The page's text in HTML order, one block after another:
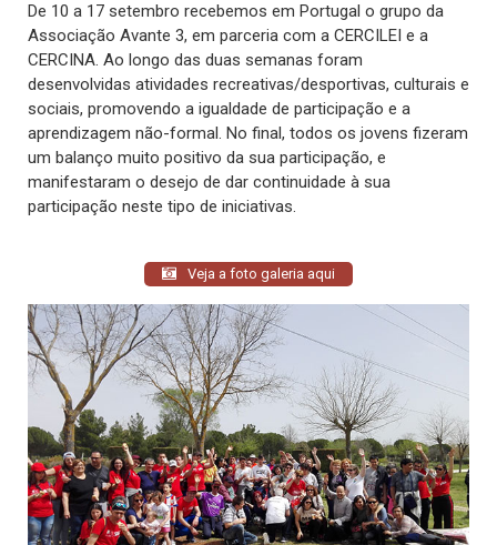
De 10 a 17 setembro recebemos em Portugal o grupo da
Associação Avante 3, em parceria com a CERCILEI e a
CERCINA. Ao longo das duas semanas foram
desenvolvidas atividades recreativas/desportivas, culturais e
sociais, promovendo a igualdade de participação e a
aprendizagem não-formal. No final, todos os jovens fizeram
um balanço muito positivo da sua participação, e
manifestaram o desejo de dar continuidade à sua
participação neste tipo de iniciativas.
Veja a foto galeria aqui